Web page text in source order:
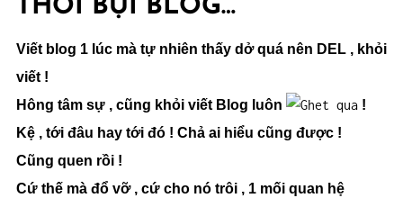
THỔI BỤI BLOG…
Viết blog 1 lúc mà tự nhiên thấy dở quá nên DEL , khỏi
viết !
Hông tâm sự , cũng khỏi viết Blog luôn
!
Kệ , tới đâu hay tới đó ! Chả ai hiểu cũng được !
Cũng quen rồi !
Cứ thế mà đổ vỡ , cứ cho nó trôi , 1 mối quan hệ